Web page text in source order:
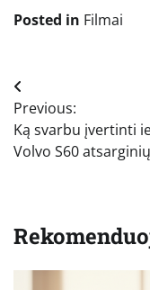
Posted in Filmai
Navigacija
tarp
įrašų
Previous:
Ką svarbu įvertinti
Volvo S60